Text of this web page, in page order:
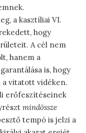
a kasztíliai VI.
hogy
A cél nem
hanem a
is, hogy
vitatott vidéken.
erőfeszítéseinek
mindössze
tempó is jelzi a